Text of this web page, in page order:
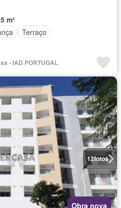
m²
Terraço
- IAD PORTUGAL
12fotos
Obra nova